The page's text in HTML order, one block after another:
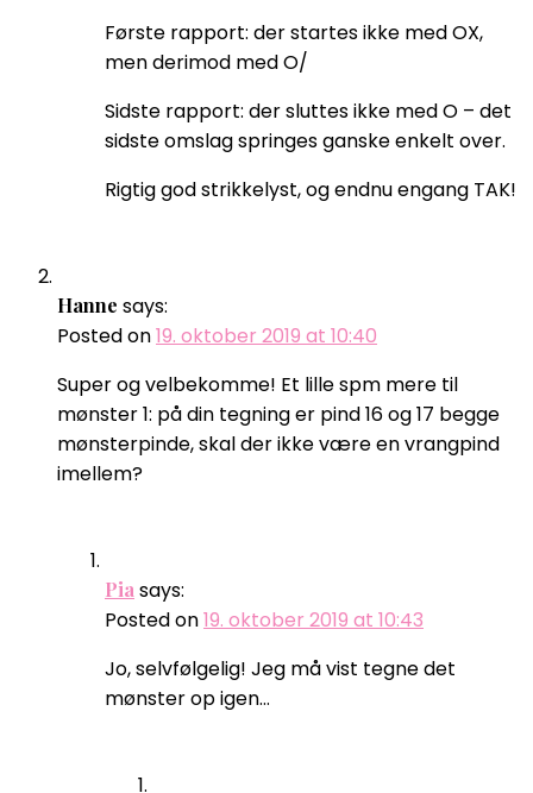
Første rapport: der startes ikke med OX,
men derimod med O/
Sidste rapport: der sluttes ikke med O – det
sidste omslag springes ganske enkelt over.
Rigtig god strikkelyst, og endnu engang TAK!
Hanne says:
Posted on19. oktober 2019 at 10:40
Super og velbekomme! Et lille spm mere til
mønster 1: på din tegning er pind 16 og 17 begge
mønsterpinde, skal der ikke være en vrangpind
imellem?
Piasays:
Posted on19. oktober 2019 at 10:43
Jo, selvfølgelig! Jeg må vist tegne det
mønster op igen…